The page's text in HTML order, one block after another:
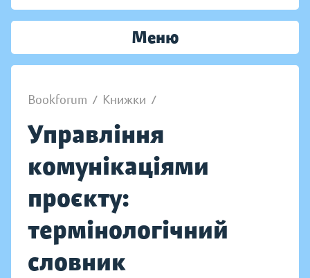
Меню
Bookforum / Книжки /
Управління
комунікаціями
проєкту:
термінологічний
словник